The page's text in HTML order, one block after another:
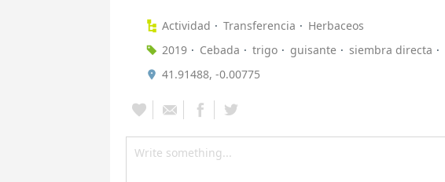
Actividad Transferencia
Herbaceos
2019
Cebada trigo guisante siembra directa
41.91488, -0.00775